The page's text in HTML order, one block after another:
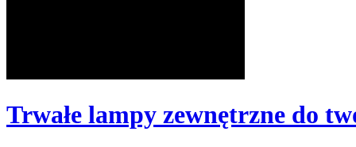
Trwałe lampy zewnętrzne do